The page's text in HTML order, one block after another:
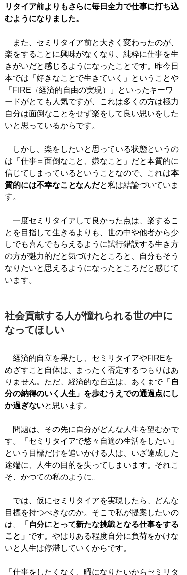
リタイア前よりもさらに毎日全力で仕事に打ち込
むようになりました。
また、セミリタイア前と大きく変わったのが、
楽をすることに興味がなくなり、純粋に仕事を生
きがいだと感じるようになったことです。昨今日
本では「好きなことで生きていく」ということや
「FIRE（経済的自由の実現）」といったキーワ
ードがとても人気ですが、これは多くの方は極力
自分は面倒なことをせず楽をして良い思いをした
いと思っているからです。
しかし、楽をしたいと思っている状態というの
は「仕事＝面倒なこと、嫌なこと」だと本質的に
信じてしまっているということなので、これは本
質的には不幸なことなんだと私は結論づいていま
す。
一度セミリタイアして良かった点は、楽するこ
とを目指して生きるよりも、世の中や他者から少
しでも喜んでもらえるように試行錯誤する生き方
の方が魅力的だと気づけたところと、自分もそう
なりたいと思えるようになったところだと感じて
います。
社会貢献する人が憧れられる世の中に
なってほしい
経済的自立を果たし、セミリタイアやFIREを
めざすこと自体は、まったく否定するつもりはあ
りません。ただ、経済的な自立は、あくまで「 自
分の納得のいく人生」を歩むうえでの通過点にし
か過ぎないと思います。
問題は、その先に自分がどんな人生を望むかで
す。「セミリタイアで悠々自適の生活をしたい」
という目標だけを追いかける人は、いざ達成した
途端に、人生の目的を失ってしまいます。それこ
そ、かつての私のように。
では、仮にセミリタイアを実現したら、どんな
目標を持つべきなのか。そこで私が提案したいの
は、
「自分にとって新たな挑戦となる仕事をする
こと」 です。やはりある程度自分に負荷をかけな
いと人生は停滞していくからです。
「仕事をしたくなく、暇になりたいからセミリタ